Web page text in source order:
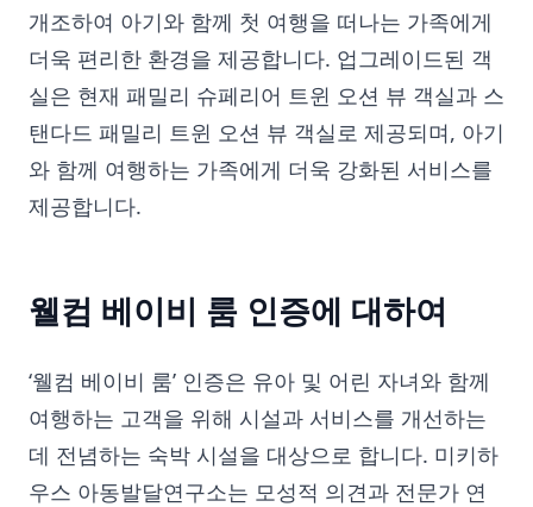
개조하여 아기와 함께 첫 여행을 떠나는 가족에게
더욱 편리한 환경을 제공합니다. 업그레이드된 객
실은 현재 패밀리 슈페리어 트윈 오션 뷰 객실과 스
탠다드 패밀리 트윈 오션 뷰 객실로 제공되며, 아기
와 함께 여행하는 가족에게 더욱 강화된 서비스를
제공합니다.
웰컴 베이비 룸 인증에 대하여
‘웰컴 베이비 룸’ 인증은 유아 및 어린 자녀와 함께
여행하는 고객을 위해 시설과 서비스를 개선하는
데 전념하는 숙박 시설을 대상으로 합니다. 미키하
우스 아동발달연구소는 모성적 의견과 전문가 연